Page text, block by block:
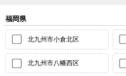
福岡県
北九州市小倉北区
北九州市八幡西区